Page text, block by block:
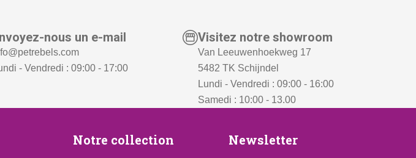
:
€
3
1
9
,
nous un e-mail
- Vendredi : 09:00 - 17:00
Visitez notre showroom
Van Leeuwenhoekweg 17
5482 TK Schijndel
Lundi - Vendredi : 09:00 - 16:00
Samedi : 10:00 - 13.00
Notre
Notre collection Newsletter
Newsletter